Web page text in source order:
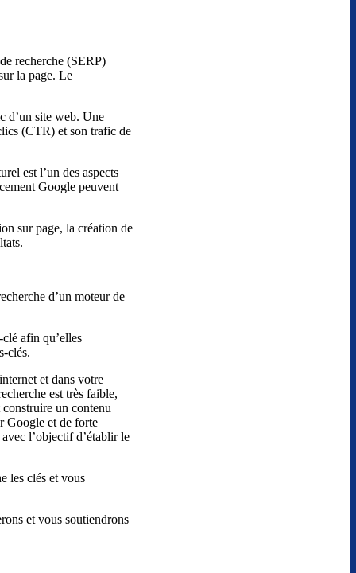
recherche (SERP)
la page. Le
d’un site web. Une
(CTR) et son trafic de
est l’un des aspects
Google peuvent
sur page, la création de
d’un moteur de
afin qu’elles
clés.
et dans votre
est très faible,
un contenu
Google et de forte
avec l’objectif d’établir le
les clés et vous
et vous soutiendrons